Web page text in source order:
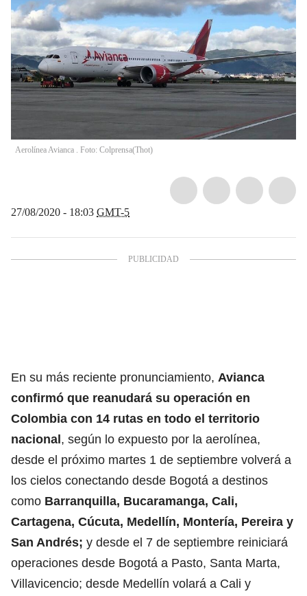
Aerolínea Avianca . Foto: Colprensa(Thot)
27/08/2020 - 18:03 GMT-5
En su más reciente pronunciamiento, Avianca
confirmó que reanudará su operación en
Colombia con 14 rutas en todo el territorio
nacional, según lo expuesto por la aerolínea,
desde el próximo martes 1 de septiembre volverá a
los cielos conectando desde Bogotá a destinos
como Barranquilla, Bucaramanga, Cali,
Cartagena, Cúcuta, Medellín, Montería, Pereira y
San Andrés; y desde el 7 de septiembre reiniciará
operaciones desde Bogotá a Pasto, Santa Marta,
Villavicencio; desde Medellín volará a Cali y